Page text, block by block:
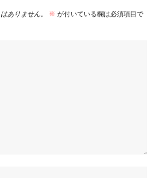
ありません。 ※ が付いている欄は必須項目で